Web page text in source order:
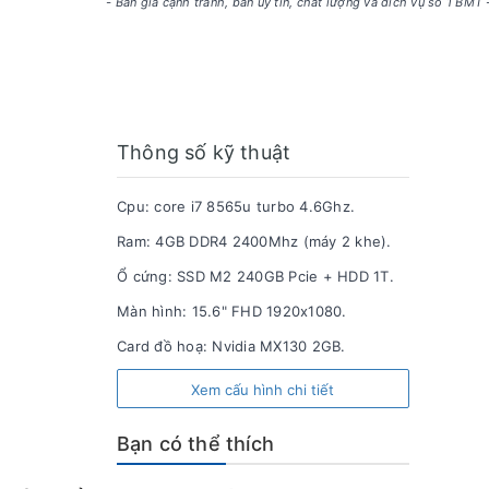
Thông số kỹ thuật
Cpu: core i7 8565u turbo 4.6Ghz.
Ram: 4GB DDR4 2400Mhz (máy 2 khe).
Ổ cứng: SSD M2 240GB Pcie + HDD 1T.
Màn hình: 15.6" FHD 1920x1080.
Card đồ hoạ: Nvidia MX130 2GB.
Xem cấu hình chi tiết
Bạn có thể thích